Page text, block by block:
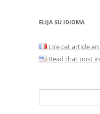
ELIJA SU IDIOMA
Lire cet article en
Read that post in